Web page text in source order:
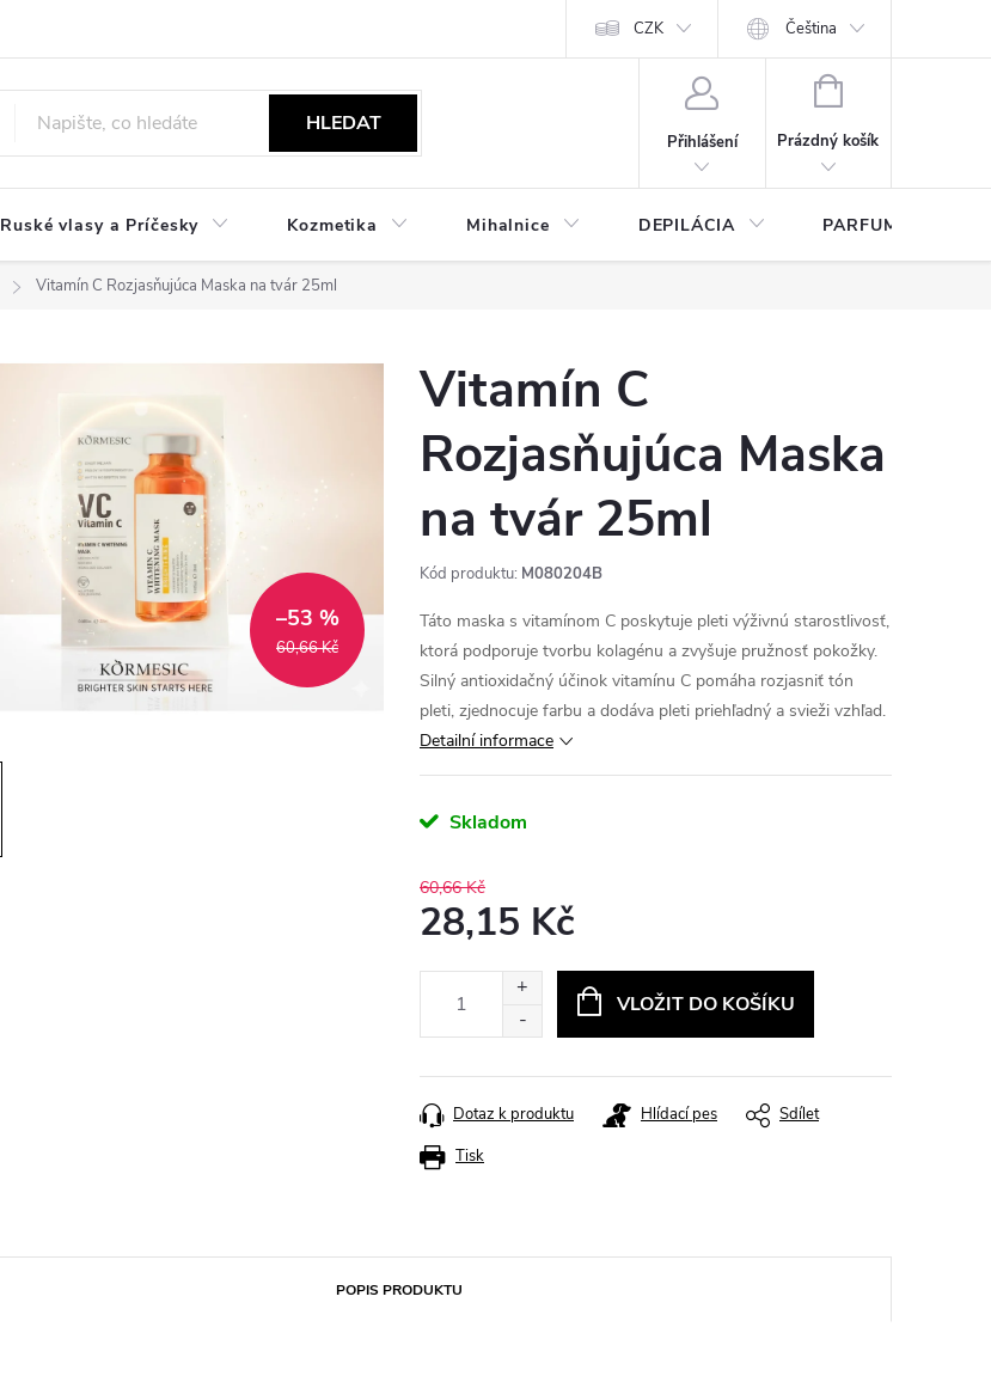
Podmienky ochrany osobných údajov CZK Čeština
HLEDAT
Přihlášení
NÁKUPNÍ
Prázdný košík
Ruské vlasy a Príčesky Kozmetika Mihalnice DEPILÁCIA PARFUMY
Vitamín C Rozjasňujúca Maska na tvár 25ml
60,66 Kč
–53 %
Vitamín C
Rozjasňujúca Maska
na tvár 25ml
Kód produktu: M080204B
Táto maska s vitamínom C poskytuje pleti výživnú starostlivosť,
ktorá podporuje tvorbu kolagénu a zvyšuje pružnosť pokožky.
Silný antioxidačný účinok vitamínu C pomáha rozjasniť tón
pleti, zjednocuje farbu a dodáva pleti priehľadný a svieži vzhľad.
Detailní informace
Skladom
60,66 Kč
28,15 Kč
VLOŽIT DO KOŠÍKU
Tisk
Dotaz k produktu Hlídací pes Sdílet
POPIS PRODUKTU